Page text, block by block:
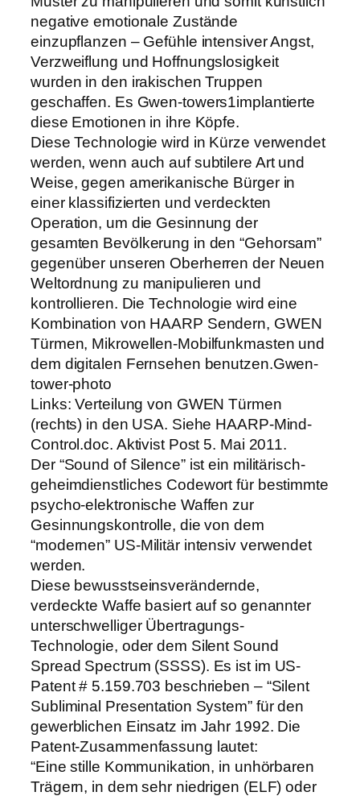
negative emotionale Zustände
einzupflanzen – Gefühle intensiver Angst,
Verzweiflung und Hoffnungslosigkeit
wurden in den irakischen Truppen
geschaffen. Es Gwen-towers1implantierte
diese Emotionen in ihre Köpfe.
Diese Technologie wird in Kürze verwendet
werden, wenn auch auf subtilere Art und
Weise, gegen amerikanische Bürger in
einer klassifizierten und verdeckten
Operation, um die Gesinnung der
gesamten Bevölkerung in den “Gehorsam”
gegenüber unseren Oberherren der Neuen
Weltordnung zu manipulieren und
kontrollieren. Die Technologie wird eine
Kombination von HAARP Sendern, GWEN
Türmen, Mikrowellen-Mobilfunkmasten und
dem digitalen Fernsehen benutzen.Gwen-
tower-photo
Links: Verteilung von GWEN Türmen
(rechts) in den USA. Siehe HAARP-Mind-
Control.doc. Aktivist Post 5. Mai 2011.
Der “Sound of Silence” ist ein militärisch-
geheimdienstliches Codewort für bestimmte
psycho-elektronische Waffen zur
Gesinnungskontrolle, die von dem
“modernen” US-Militär intensiv verwendet
werden.
Diese bewusstseinsverändernde,
verdeckte Waffe basiert auf so genannter
unterschwelliger Übertragungs-
Technologie, oder dem Silent Sound
Spread Spectrum (SSSS). Es ist im US-
Patent # 5.159.703 beschrieben – “Silent
Subliminal Presentation System” für den
gewerblichen Einsatz im Jahr 1992. Die
Patent-Zusammenfassung lautet:
“Eine stille Kommunikation, in unhörbaren
Trägern, in dem sehr niedrigen (ELF) oder